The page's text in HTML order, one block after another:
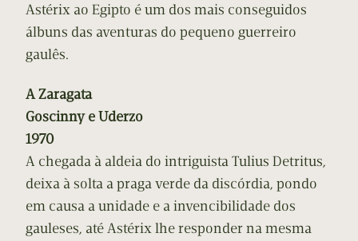
Astérix ao Egipto é um dos mais conseguidos
álbuns das aventuras do pequeno guerreiro
gaulês.
A Zaragata
Goscinny e Uderzo
1970
A chegada à aldeia do intriguista Tulius Detritus,
deixa à solta a praga verde da discórdia, pondo
em causa a unidade e a invencibilidade dos
gauleses, até Astérix lhe responder na mesma